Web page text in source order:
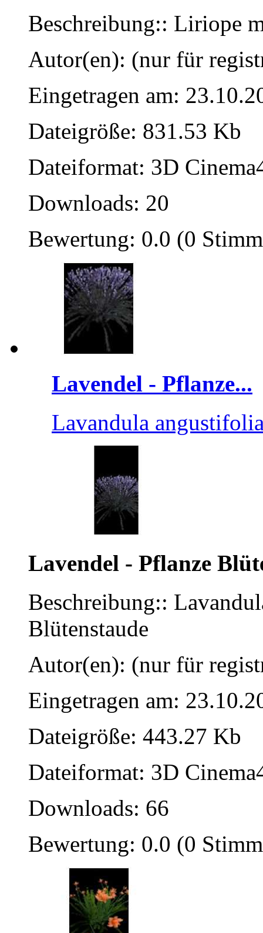
Beschreibung:: Liriope
Autor(en): (nur für
Eingetragen am:
Dateigröße: 831.53 Kb
Dateiformat: 3D
Downloads: 20
Bewertung: 0.0 (0
Lavendel - Pflanze...
Lavandula
Lavendel - Pflanze
Beschreibung::
Blütenstaude
Autor(en): (nur für
Eingetragen am:
Dateigröße: 443.27 Kb
Dateiformat: 3D
Downloads: 66
Bewertung: 0.0 (0